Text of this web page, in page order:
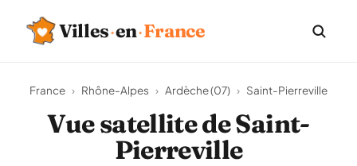
Villes·en·France
France › Rhône-Alpes › Ardèche (07) › Saint-Pierreville
Vue satellite de Saint-
Pierreville